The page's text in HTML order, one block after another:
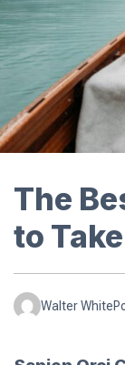
The
to
Walter White